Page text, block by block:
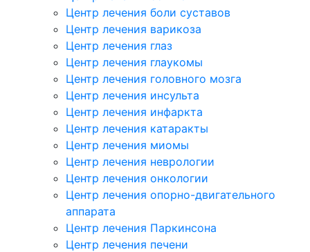
Центр лечения боли суставов
Центр лечения варикоза
Центр лечения глаз
Центр лечения глаукомы
Центр лечения головного мозга
Центр лечения инсульта
Центр лечения инфаркта
Центр лечения катаракты
Центр лечения миомы
Центр лечения неврологии
Центр лечения онкологии
Центр лечения опорно-двигательного
аппарата
Центр лечения Паркинсона
Центр лечения печени